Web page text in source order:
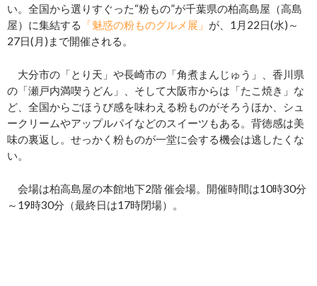
い。全国から選りすぐった“粉もの”が千葉県の柏高島屋（高島
屋）に集結する
「魅惑の粉ものグルメ展」 が、1月22日(水)～
27日(月)まで開催される。
大分市の「とり天」や長崎市の「角煮まんじゅう」、香川県
の「瀬戸内満喫うどん」、そして大阪市からは「たこ焼き」な
ど、全国からごほうび感を味わえる粉ものがそろうほか、シュ
ークリームやアップルパイなどのスイーツもある。背徳感は美
味の裏返し。せっかく粉ものが一堂に会する機会は逃したくな
い。
会場は柏高島屋の本館地下2階 催会場。開催時間は10時30分
～19時30分（最終日は17時閉場）。